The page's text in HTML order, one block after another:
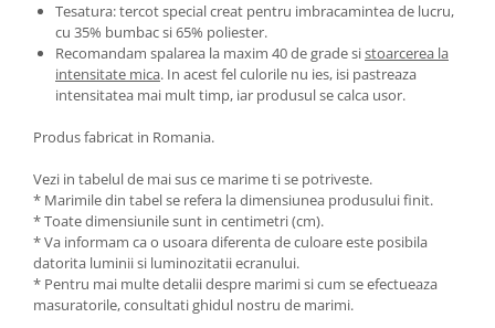
Tesatura: tercot special creat pentru imbracamintea de lucru,
cu 35% bumbac si 65% poliester.
Recomandam spalarea la maxim 40 de grade sistoarcerea la
intensitate mica. In acest fel culorile nu ies, isi pastreaza
intensitatea mai mult timp, iar produsul se calca usor.
Produs fabricat in Romania.
Vezi in tabelul de mai sus ce marime ti se potriveste.
* Marimile din tabel se refera la dimensiunea produsului finit.
* Toate dimensiunile sunt in centimetri (cm).
* Va informam ca o usoara diferenta de culoare este posibila
datorita luminii si luminozitatii ecranului.
* Pentru mai multe detalii despre marimi si cum se efectueaza
masuratorile, consultati ghidul nostru de marimi.